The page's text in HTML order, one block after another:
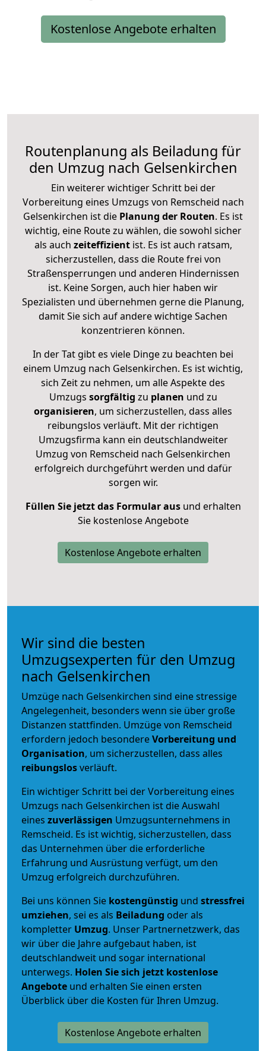
Kostenlose Angebote erhalten
Routenplanung als Beiladung für
den Umzug nach Gelsenkirchen
Ein weiterer wichtiger Schritt bei der
Vorbereitung eines Umzugs von Remscheid nach
Gelsenkirchen ist die Planung der Routen. Es ist
wichtig, eine Route zu wählen, die sowohl sicher
als auch zeiteffizientist. Es ist auch ratsam,
sicherzustellen, dass die Route frei von
Straßensperrungen und anderen Hindernissen
ist. Keine Sorgen, auch hier haben wir
Spezialisten und übernehmen gerne die Planung,
damit Sie sich auf andere wichtige Sachen
konzentrieren können.
In der Tat gibt es viele Dinge zu beachten bei
einem Umzug nach Gelsenkirchen. Es ist wichtig,
sich Zeit zu nehmen, um alle Aspekte des
Umzugs sorgfältig zu planen und zu
organisieren, um sicherzustellen, dass alles
reibungslos verläuft. Mit der richtigen
Umzugsfirma kann ein deutschlandweiter
Umzug von Remscheid nach Gelsenkirchen
erfolgreich durchgeführt werden und dafür
sorgen wir.
Füllen Sie jetzt das Formular ausund erhalten
Sie kostenlose Angebote
Kostenlose Angebote erhalten
Wir sind die besten
Umzugsexperten für den Umzug
nach Gelsenkirchen
Umzüge nach Gelsenkirchen sind eine stressige
Angelegenheit, besonders wenn sie über große
Distanzen stattfinden. Umzüge von Remscheid
erfordern jedoch besondereVorbereitung und
Organisation, um sicherzustellen, dass alles
reibungslosverläuft.
Ein wichtiger Schritt bei der Vorbereitung eines
Umzugs nach Gelsenkirchen ist die Auswahl
eines zuverlässigen Umzugsunternehmens in
Remscheid. Es ist wichtig, sicherzustellen, dass
das Unternehmen über die erforderliche
Erfahrung und Ausrüstung verfügt, um den
Umzug erfolgreich durchzuführen.
Bei uns können Sie kostengünstig und stressfrei
umziehen, sei es als Beiladung oder als
kompletter Umzug. Unser Partnernetzwerk, das
wir über die Jahre aufgebaut haben, ist
deutschlandweit und sogar international
unterwegs. Holen Sie sich jetzt kostenlose
Angebote und erhalten Sie einen ersten
Überblick über die Kosten für Ihren Umzug.
Kostenlose Angebote erhalten